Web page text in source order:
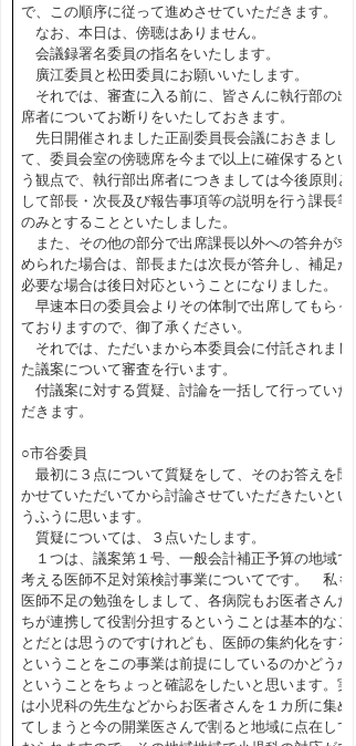
で、この順序に従って進めさせていただきます。
なお、本日は、傍聴はありません。
会議録署名委員の指名をいたします。
廣江委員と松田委員にお願いいたします。
それでは、審査に入る前に、皆さんに執行部の出
席者についてお断りをいたしておきます。
先日開催されました正副委員長会議におきまし
て、委員会室の傍聴席を今まで以上に確保するとい
う観点で、執行部出席者につきましては今後原則と
して部長・次長及び報告事項等の説明を行う課長等
のみとすることといたしました。
また、その他の部分で出席課長以外への答弁が求
められた場合は、部長または次長が答弁し、補足が
必要な場合は後日対応ということになりました。
早速本日の委員会よりその体制で出席してもらっ
ておりますので、御了承ください。
それでは、ただいまから本委員会に付託されまし
た議案について審査を行います。
付議案に対する質疑、討論を一括して行っていた
だきます。
○市谷委員
最初に３点について質疑をして、そのお答えを聞
かせていただいてから討論させていただきたいとい
うふうに思います。
質疑については、３点いたします。
１つは、議案第１号、一般会計補正予算の地域で
考える医師不足対策検討事業についてです。 私も
医師不足の勉強をしまして、各病院もお医者さんた
ちが連携して役割分担するということは基本的なこ
とだとは思うのですけれども、医師の集約化をする
ということをこの事業は前提にしているのかどうか
ということをちょっと確認をしたいと思います。実
は小児科の先生などからお医者さんを１カ所に集め
てしまうと今の開業医さんで割ると地域に点在して